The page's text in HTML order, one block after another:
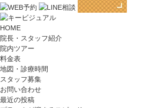
HOME
院長・スタッフ紹介
院内ツアー
料金表
地図・診療時間
スタッフ募集
お問い合わせ
最近の投稿